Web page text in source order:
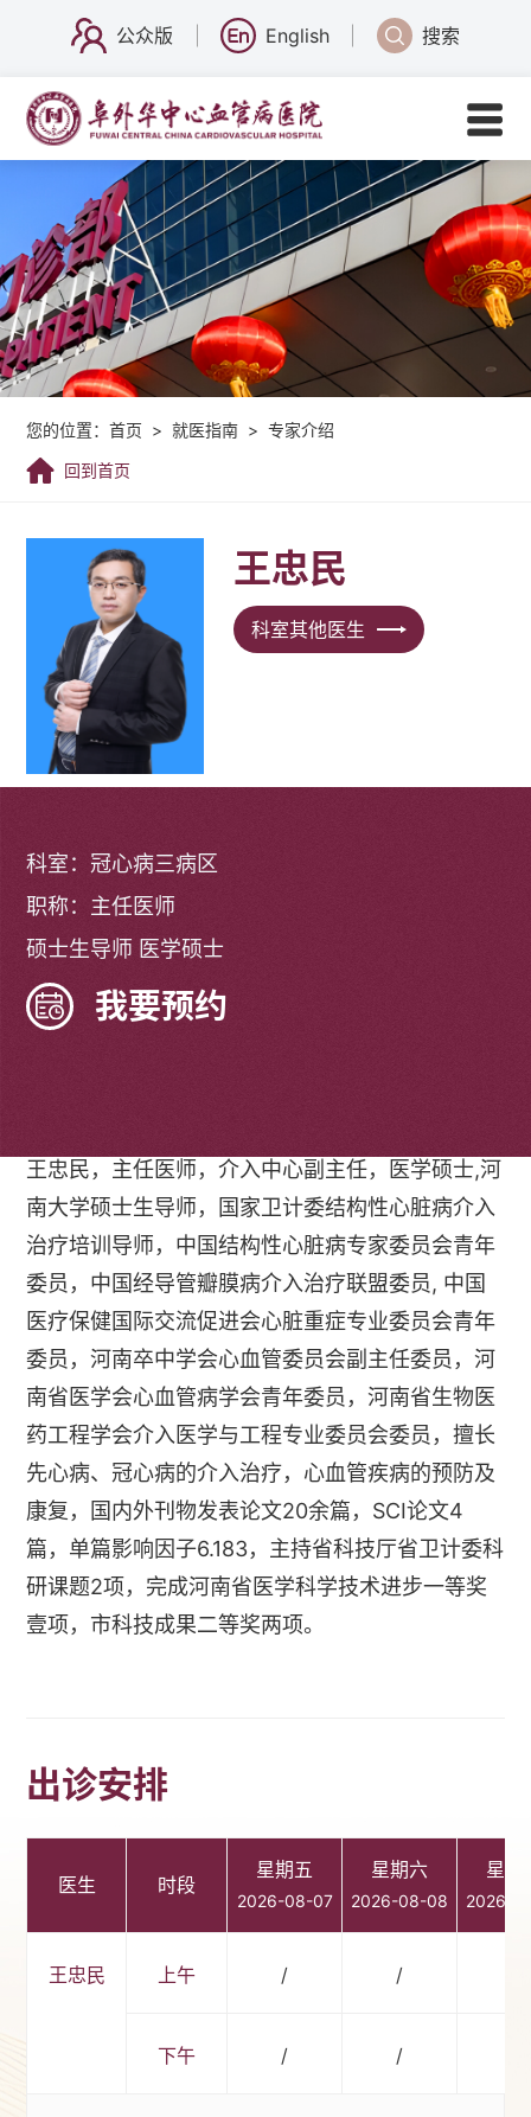
公众版 English 搜索
您的位置：首页 > 就医指南 > 专家介绍
回到首页
王忠民
科室其他医生
科室：冠心病三病区
职称：主任医师
硕士生导师 医学硕士
我要预约
王忠民，主任医师，介入中心副主任，医学硕士,河
南大学硕士生导师，国家卫计委结构性心脏病介入
治疗培训导师，中国结构性心脏病专家委员会青年
委员，中国经导管瓣膜病介入治疗联盟委员, 中国
医疗保健国际交流促进会心脏重症专业委员会青年
委员，河南卒中学会心血管委员会副主任委员，河
南省医学会心血管病学会青年委员，河南省生物医
药工程学会介入医学与工程专业委员会委员，擅长
先心病、冠心病的介入治疗，心血管疾病的预防及
康复，国内外刊物发表论文20余篇，SCI论文4
篇，单篇影响因子6.183，主持省科技厅省卫计委科
研课题2项，完成河南省医学科学技术进步一等奖
壹项，市科技成果二等奖两项。
出诊安排
医生 时段
星期五
2026-08-07
星期六
2026-08-08
星期
2026-
王忠民 上午 / /
下午 / /